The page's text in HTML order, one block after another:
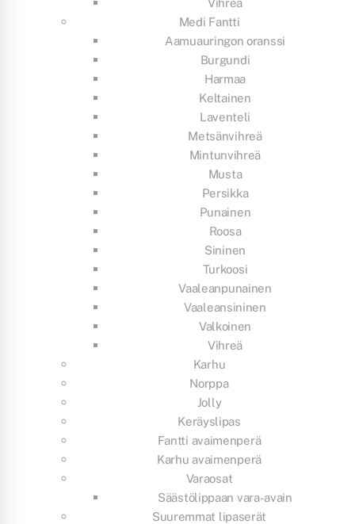
Medi Fantti
Aamuauringon oranssi
Burgundi
Harmaa
Keltainen
Laventeli
Metsänvihreä
Mintunvihreä
Musta
Persikka
Punainen
Roosa
Sininen
Turkoosi
Vaaleanpunainen
Vaaleansininen
Valkoinen
Vihreä
Karhu
Norppa
Jolly
Keräyslipas
Fantti avaimenperä
Karhu avaimenperä
Varaosat
Säästölippaan vara-avain
Suuremmat lipaserät